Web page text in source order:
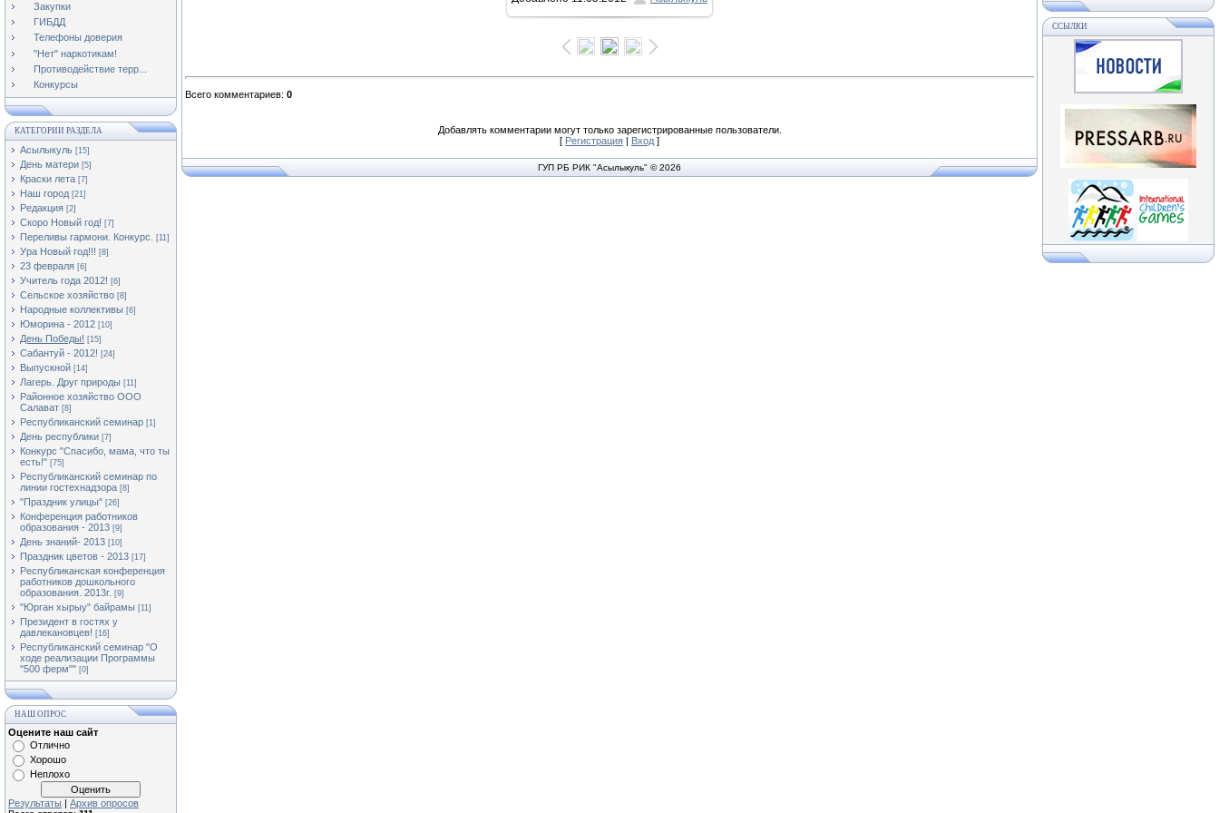
Закупки
ГИБДД
Телефоны доверия
"Нет" наркотикам!
Противодействие терр...
Конкурсы
КАТЕГОРИИ РАЗДЕЛА
Асылыкуль [15]
День матери [5]
Краски лета [7]
Наш город [21]
Редакция [2]
Скоро Новый год! [7]
Переливы гармони. Конкурс. [11]
Ура Новый год!!! [8]
23 февраля [6]
Учитель года 2012! [6]
Сельское хозяйство [8]
Народные коллективы [6]
Юморина - 2012 [10]
День Победы! [15]
Сабантуй - 2012! [24]
Выпускной [14]
Лагерь. Друг природы [11]
Районное хозяйство ООО
Салават [8]
Республиканский семинар [1]
День республики [7]
Конкурс "Спасибо, мама, что ты
есть!" [75]
Республиканский семинар по
линии гостехнадзора [8]
"Праздник улицы" [26]
Конференция работников
образования - 2013 [9]
День знаний- 2013 [10]
Праздник цветов - 2013 [17]
Республиканская конференция
работников дошкольного
образования. 2013г. [9]
"Юрган хырыу" байрамы [11]
Президент в гостях у
давлекановцев! [16]
Республиканский семинар "О
ходе реализации Программы
"500 ферм"" [0]
НАШ ОПРОС
Оцените наш сайт
Отлично
Хорошо
Неплохо
Результаты | Архив опросов
1600x1066/ 261.2Kb
Всего комментариев: 0
Добавлять комментарии могут только зарегистрированные пользователи.
[ Регистрация | Вход ]
ГУП РБ РИК "Асылыкуль" © 2026
ССЫЛКИ